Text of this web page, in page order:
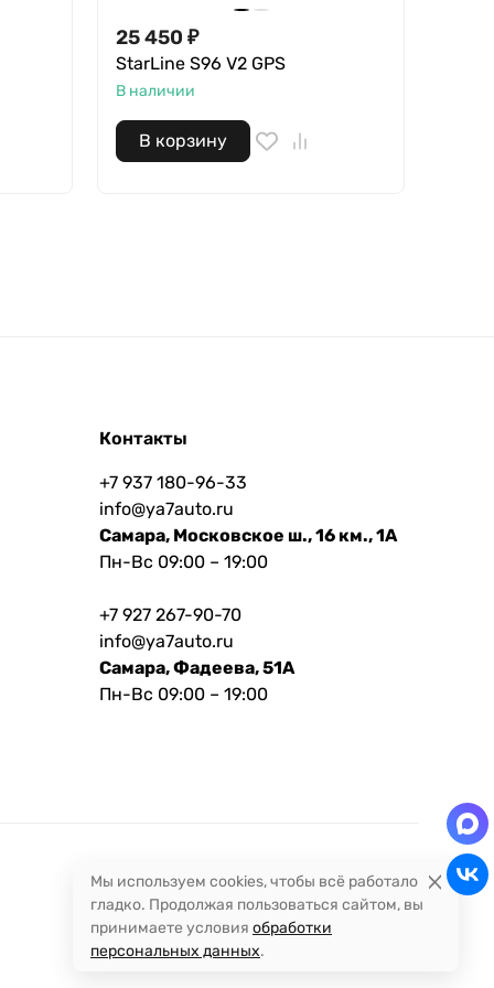
25 450 ₽
StarLine S96 V2 GPS
В наличии
В корзину
Контакты
+7 937 180-96-33
info@ya7auto.ru
Самара, Московское ш., 16 км., 1А
Пн-Вс 09:00 – 19:00
+7 927 267-90-70
info@ya7auto.ru
Самара, Фадеева, 51А
Пн-Вс 09:00 – 19:00
Мы используем cookies, чтобы всё работало
гладко. Продолжая пользоваться сайтом, вы
принимаете условия обработки
персональных данных.